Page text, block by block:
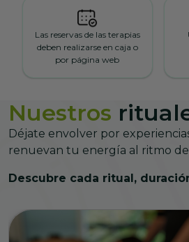
Las reservas de las terapias
deben realizarse en caja o
por página web
Nuestros
Déjate envolver por
renuevan tu energía al ritmo
Descubre cada ritual,